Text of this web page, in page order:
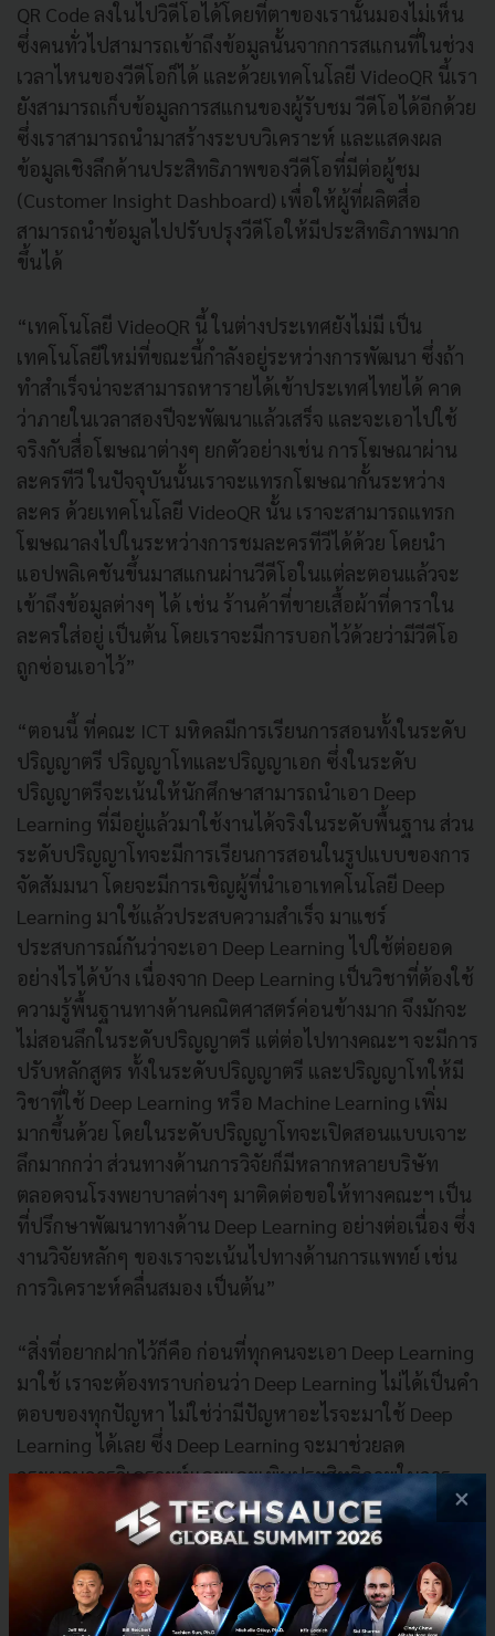
QR Code ลงในไปวิดีโอได้โดยที่ตาของเรานั้นมองไม่เห็น
ซึ่งคนทั่วไปสามารถเข้าถึงข้อมูลนั้นจากการสแกนที่ในช่วง
เวลาไหนของวีดีโอก็ได้ และด้วยเทคโนโลยี VideoQR นี้เรา
ยังสามารถเก็บข้อมูลการสแกนของผู้รับชม วีดีโอได้อีกด้วย
ซึ่งเราสามารถนำมาสร้างระบบวิเคราะห์ และแสดงผล
ข้อมูลเชิงลึกด้านประสิทธิภาพของวีดีโอที่มีต่อผู้ชม
(Customer Insight Dashboard) เพื่อให้ผู้ที่ผลิตสื่อ
สามารถนำข้อมูลไปปรับปรุงวีดีโอให้มีประสิทธิภาพมาก
ขึ้นได้
“เทคโนโลยี VideoQR นี้ ในต่างประเทศยังไม่มี เป็น
เทคโนโลยีใหม่ที่ขณะนี้กำลังอยู่ระหว่างการพัฒนา ซึ่งถ้า
ทำสำเร็จน่าจะสามารถหารายได้เข้าประเทศไทยได้ คาด
ว่าภายในเวลาสองปีจะพัฒนาแล้วเสร็จ และจะเอาไปใช้
จริงกับสื่อโฆษณาต่างๆ ยกตัวอย่างเช่น การโฆษณาผ่าน
ละครทีวี ในปัจจุบันนั้นเราจะแทรกโฆษณากั้นระหว่าง
ละคร ด้วยเทคโนโลยี VideoQR นั้น เราจะสามารถแทรก
โฆษณาลงไปในระหว่างการชมละครทีวีได้ด้วย โดยนำ
แอปพลิเคชันขึ้นมาสแกนผ่านวีดีโอในแต่ละตอนแล้วจะ
เข้าถึงข้อมูลต่างๆ ได้ เช่น ร้านค้าที่ขายเสื้อผ้าที่ดาราใน
ละครใส่อยู่ เป็นต้น โดยเราจะมีการบอกไว้ด้วยว่ามีวีดีโอ
ถูกซ่อนเอาไว้”
“ตอนนี้ ที่คณะ ICT มหิดลมีการเรียนการสอนทั้งในระดับ
ปริญญาตรี ปริญญาโทและปริญญาเอก ซึ่งในระดับ
ปริญญาตรีจะเน้นให้นักศึกษาสามารถนำเอา Deep
Learning ที่มีอยู่แล้วมาใช้งานได้จริงในระดับพื้นฐาน ส่วน
ระดับปริญญาโทจะมีการเรียนการสอนในรูปแบบของการ
จัดสัมมนา โดยจะมีการเชิญผู้ที่นำเอาเทคโนโลยี Deep
Learning มาใช้แล้วประสบความสำเร็จ มาแชร์
ประสบการณ์กันว่าจะเอา Deep Learning ไปใช้ต่อยอด
อย่างไรได้บ้าง เนื่องจาก Deep Learning เป็นวิชาที่ต้องใช้
ความรู้พื้นฐานทางด้านคณิตศาสตร์ค่อนข้างมาก จึงมักจะ
ไม่สอนลึกในระดับปริญญาตรี แต่ต่อไปทางคณะฯ จะมีการ
ปรับหลักสูตร ทั้งในระดับปริญญาตรี และปริญญาโทให้มี
วิชาที่ใช้ Deep Learning หรือ Machine Learning เพิ่ม
มากขึ้นด้วย โดยในระดับปริญญาโทจะเปิดสอนแบบเจาะ
ลึกมากกว่า ส่วนทางด้านการวิจัยก็มีหลากหลายบริษัท
ตลอดจนโรงพยาบาลต่างๆ มาติดต่อขอให้ทางคณะฯ เป็น
ที่ปรึกษาพัฒนาทางด้าน Deep Learning อย่างต่อเนื่อง ซึ่ง
งานวิจัยหลักๆ ของเราจะเน้นไปทางด้านการแพทย์ เช่น
การวิเคราะห์คลื่นสมอง เป็นต้น”
“สิ่งที่อยากฝากไว้ก็คือ ก่อนที่ทุกคนจะเอา Deep Learning
มาใช้ เราจะต้องทราบก่อนว่า Deep Learning ไม่ได้เป็นคำ
ตอบของทุกปัญหา ไม่ใช่ว่ามีปัญหาอะไรจะมาใช้ Deep
Learning ได้เลย ซึ่ง Deep Learning จะมาช่วยลด
กระบวนการวิเคราะห์และและเพิมประสิทธิภาพในการ
ประมวลผล แต่มีข้อจำกัด คือ ประการแรก เราต้องใช้
คอมพิวเตอร์ที่มีประสิทธิภาพในการประมวลผลสูง หรือ
เป็นคอมพิวเตอร์ที่มี Graphical Processing Unit (GPU)
ช่วยในการประมวลผล ประการที่สอง คือ ต้องใช้จำนวน
ข้อมูลในปริมาณมาก เป็นหลักหมื่นหลักแสนขึ้นไป ซึ่ง
×